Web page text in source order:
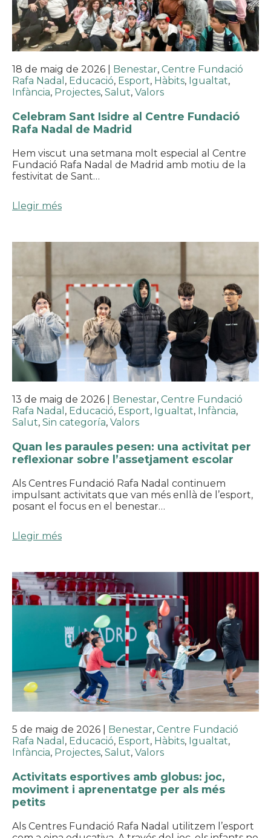
18 de maig de 2026 Benestar, Centre Fundació
Rafa Nadal , Educació, Esport, Hàbits, Igualtat,
Infància, Projectes, Salut, Valors
Celebram Sant Isidre al Centre Fundació
Rafa Nadal de Madrid
Hem viscut una setmana molt especial al Centre
Fundació Rafa Nadal de Madrid amb motiu de la
festivitat de Sant…
Llegir més
13 de maig de 2026 Benestar, Centre Fundació
Rafa Nadal , Educació, Esport, Igualtat, Infància,
Salut, Sin categoría, Valors
Quan les paraules pesen: una activitat per
reflexionar sobre l’assetjament escolar
Als Centres Fundació Rafa Nadal continuem
impulsant activitats que van més enllà de l’esport,
posant el focus en el benestar…
Llegir més
5 de maig de 2026 Benestar, Centre Fundació
Rafa Nadal , Educació, Esport, Hàbits, Igualtat,
Infància, Projectes, Salut, Valors
Activitats esportives amb globus: joc,
moviment i aprenentatge per als més
petits
Als Centres Fundació Rafa Nadal utilitzem l’esport